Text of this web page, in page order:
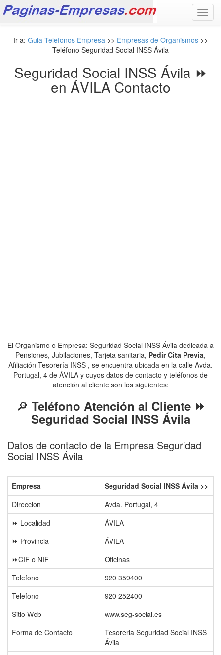
Ir a: Guia Telefonos Empresa>> Empresas de Organismos>>
Teléfono Seguridad Social INSS Ávila
Seguridad Social INSS Ávila ⏩
en ÁVILA Contacto
El Organismo o Empresa: Seguridad Social INSS Ávila dedicada a
Pensiones, Jubilaciones, Tarjeta sanitaria, Pedir Cita Previa,
Afiliación,Tesorería INSS , se encuentra ubicada en la calle Avda.
Portugal, 4 de ÁVILA y cuyos datos de contacto y teléfonos de
atención al cliente son los siguientes:
🔎 Teléfono Atención al Cliente ⏩
Seguridad Social INSS Ávila
Datos de contacto de la Empresa Seguridad
Social INSS Ávila
Empresa
Seguridad Social INSS Ávila >>
Direccion
Avda. Portugal, 4
⏩ Localidad
ÁVILA
⏩ Provincia
ÁVILA
⏩CIF o NIF
Oficinas
Telefono
920 359400
Telefono
920 252400
Sitio Web
www.seg-social.es
Forma de Contacto
Tesoreria Seguridad Social INSS
Ávila